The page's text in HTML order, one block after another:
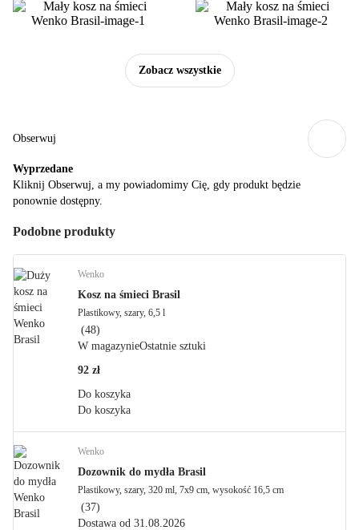
Zobacz wszystkie
Obserwuj
Wyprzedane
Kliknij Obserwuj, a my powiadomimy Cię, gdy produkt będzie
ponownie dostępny.
Podobne produkty
Wenko
Kosz na śmieci Brasil
Plastikowy, szary, 6,5 l
(48)
W magazynieOstatnie sztuki
92 zł
Do koszyka
Do koszyka
Wenko
Dozownik do mydła Brasil
Plastikowy, szary, 320 ml, 7x9 cm, wysokość 16,5 cm
(37)
Dostawa od 31.08.2026